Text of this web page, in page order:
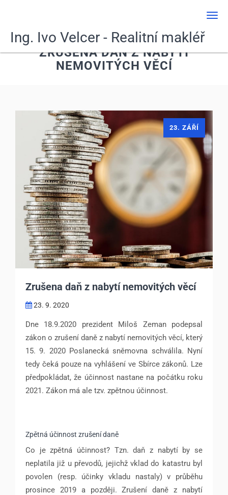
Ing. Ivo Velcer - Realitní makléř
ZRUŠENA DAŇ Z NABYTÍ
NEMOVITÝCH VĚCÍ
Zrušena daň z nabytí nemovitých věcí
23. 9. 2020
23. ZÁŘÍ
Dne 18.9.2020 prezident Miloš Zeman podepsal
zákon o zrušení daně z nabytí nemovitých věcí, který
15. 9. 2020 Poslanecká sněmovna schválila. Nyní
tedy čeká pouze na vyhlášení ve Sbírce zákonů. Lze
předpokládat, že účinnost nastane na počátku roku
2021. Zákon má ale tzv. zpětnou účinnost.
Zpětná účinnost zrušení daně
Co je zpětná účinnost? Tzn. daň z nabytí by se
neplatila již u převodů, jejichž vklad do katastru byl
povolen (resp. účinky vkladu nastaly) v průběhu
prosince 2019 a později. Zrušení daně z nabytí